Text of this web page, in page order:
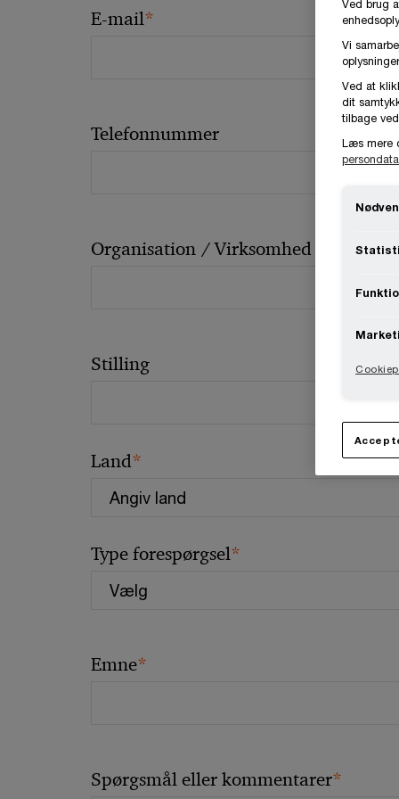
E-mail*
Telefonnummer
Organisation / Virksomhed
Stilling
Land*
Type forespørgsel*
Emne*
Spørgsmål eller kommentarer*
Ved brug
Vi
Ved at
dit
tilbage
Læs mere